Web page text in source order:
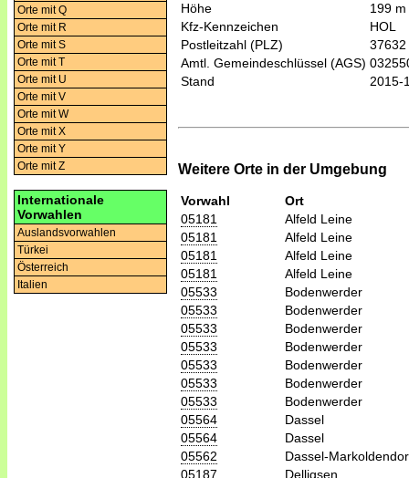
Orte mit Q
Orte mit R
Orte mit S
Orte mit T
Orte mit U
Orte mit V
Orte mit W
Orte mit X
Orte mit Y
Orte mit Z
Internationale
Vorwahlen
Auslandsvorwahlen
Türkei
Österreich
Italien
Höhe
199
Kfz-Kennzeichen
HOL
Postleitzahl (PLZ)
37632
Amtl. Gemeindeschlüssel (AGS)
Stand
2015-
Weitere Orte in der Umgebung
Vorwahl
Ort
05181
Alfeld Leine
05181
Alfeld Leine
05181
Alfeld Leine
05181
Alfeld Leine
05533
Bodenwerder
05533
Bodenwerder
05533
Bodenwerder
05533
Bodenwerder
05533
Bodenwerder
05533
Bodenwerder
05533
Bodenwerder
05564
Dassel
05564
Dassel
05562
Dassel-
05187
Delligsen